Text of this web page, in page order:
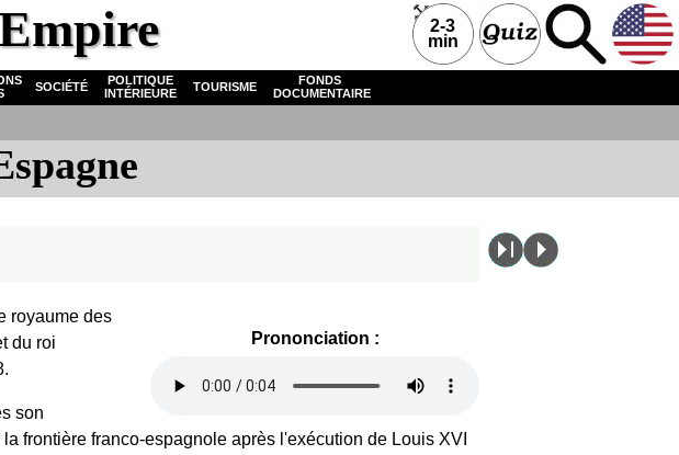
Prononciation :
royaume des
du roi
son
frontière franco-espagnole après l'exécution de Louis XVI
SOCIÉTÉ
POLITIQUE
INTÉRIEURE
TOURISME
FONDS
DOCUMENTAIRE
2-3
min